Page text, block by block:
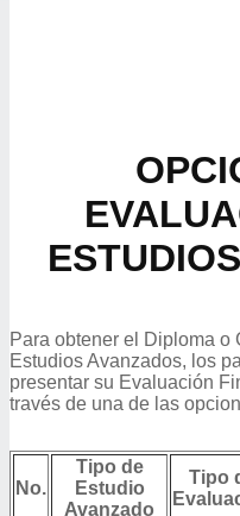
Para obtener el Diploma o
Estudios Avanzados, los
presentar su Evaluación
través de una de las
No.
Tipo de
Estudio
Avanzado
Tipo